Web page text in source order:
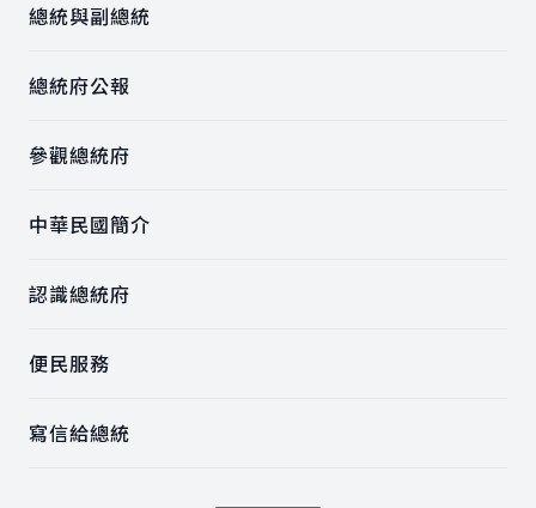
總統與副總統
總統府公報
參觀總統府
中華民國簡介
認識總統府
便民服務
寫信給總統